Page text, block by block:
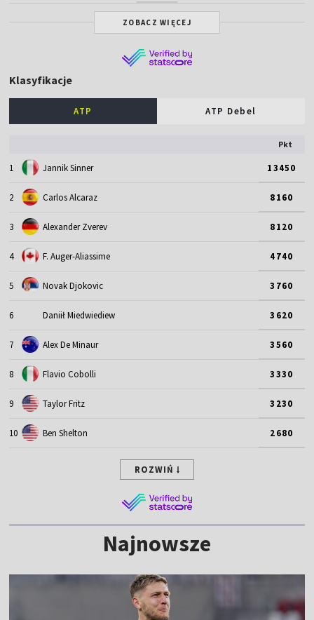
ZOBACZ WIĘCEJ
Klasyfikacje
ATP ATP Debel
Pkt
1 Jannik Sinner 13450
2 Carlos Alcaraz 8160
3 Alexander Zverev 8120
4 F. Auger-Aliassime 4740
5 Novak Djokovic 3760
6 Daniił Miedwiediew 3620
7 Alex De Minaur 3560
8 Flavio Cobolli 3330
9 Taylor Fritz 3230
10 Ben Shelton 2680
ROZWIŃ
Najnowsze